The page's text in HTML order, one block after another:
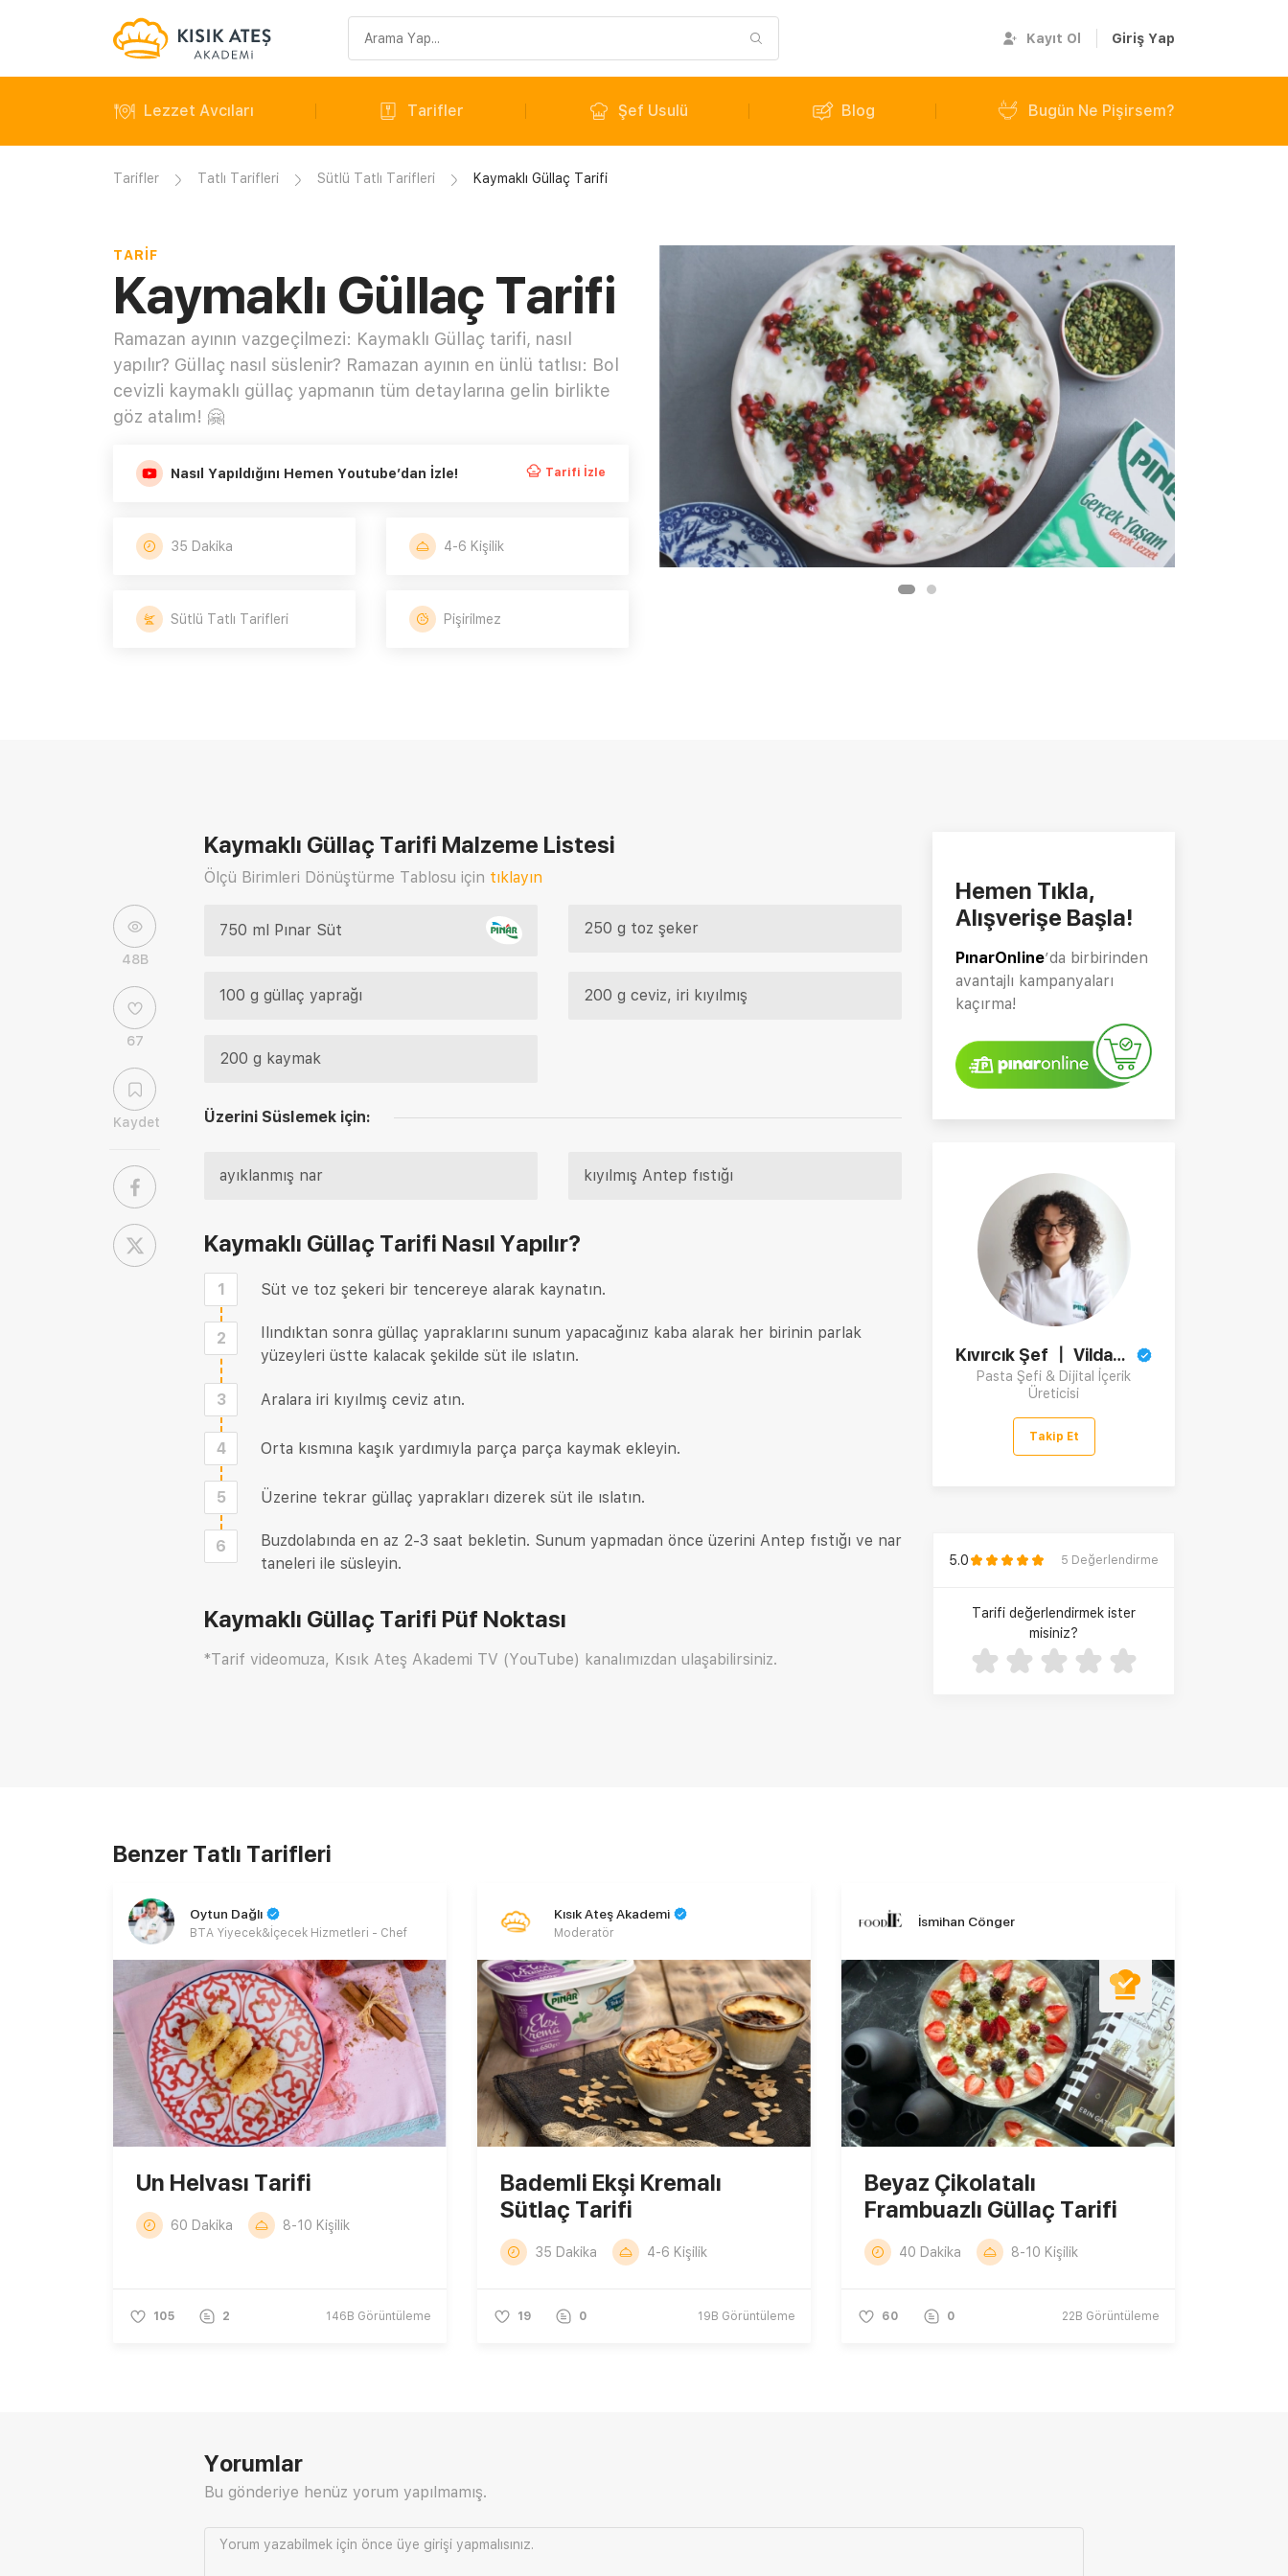
sorgusu
Kayıt Ol Giriş Yap
Lezzet Avcıları Tarifler Şef Usulü Blog Bugün Ne Pişirsem?
Tarifler Tatlı Tarifleri Sütlü Tatlı Tarifleri Kaymaklı Güllaç Tarifi
TARIF
Kaymaklı Güllaç Tarifi
Ramazan ayının vazgeçilmezi: Kaymaklı Güllaç tarifi, nasıl
yapılır? Güllaç nasıl süslenir? Ramazan ayının en ünlü tatlısı: Bol
cevizli kaymaklı güllaç yapmanın tüm detaylarına gelin birlikte
göz atalım! 🤗
Nasıl Yapıldığını Hemen Youtube’dan İzle! Tarifi İzle
35 Dakika 4-6 Kişilik
Sütlü Tatlı Tarifleri Pişirilmez
48B
67
Kaydet
Kaymaklı Güllaç Tarifi Malzeme Listesi
Ölçü Birimleri Dönüştürme Tablosu için tıklayın
750 ml Pınar Süt 250 g toz şeker
100 g güllaç yaprağı 200 g ceviz, iri kıyılmış
200 g kaymak
Üzerini Süslemek için:
ayıklanmış nar kıyılmış Antep fıstığı
Kaymaklı Güllaç Tarifi Nasıl Yapılır?
1 Süt ve toz şekeri bir tencereye alarak kaynatın.
2
Ilındıktan sonra güllaç yapraklarını sunum yapacağınız kaba alarak her birinin parlak
yüzeyleri üstte kalacak şekilde süt ile ıslatın.
3 Aralara iri kıyılmış ceviz atın.
4 Orta kısmına kaşık yardımıyla parça parça kaymak ekleyin.
5 Üzerine tekrar güllaç yaprakları dizerek süt ile ıslatın.
6
Buzdolabında en az 2-3 saat bekletin. Sunum yapmadan önce üzerini Antep fıstığı ve nar
taneleri ile süsleyin.
Kaymaklı Güllaç Tarifi Püf Noktası
*Tarif videomuza, Kısık Ateş Akademi TV (YouTube) kanalımızdan ulaşabilirsiniz.
Hemen Tıkla,
Alışverişe Başla!
PınarOnline’da birbirinden
avantajlı kampanyaları
kaçırma!
Kıvırcık Şef 〡 Vildan Tünay
Pasta Şefi & Dijital İçerik
Üreticisi
Takip Et
5.0 5 Değerlendirme
Tarifi değerlendirmek ister
misiniz?
Benzer Tatlı Tarifleri
Oytun Dağlı
BTA Yiyecek&İçecek Hizmetleri - Chef
Un Helvası Tarifi
60 Dakika 8-10 Kişilik
105 2 146B Görüntüleme
Kısık Ateş Akademi
Moderatör
Bademli Ekşi Kremalı
Sütlaç Tarifi
35 Dakika 4-6 Kişilik
19 0 19B Görüntüleme
İsmihan Cönger
Beyaz Çikolatalı
Frambuazlı Güllaç Tarifi
40 Dakika 8-10 Kişilik
60 0 22B Görüntüleme
Yorumlar
Bu gönderiye henüz yorum yapılmamış.
Yorum yazabilmek için önce üye girişi yapmalısınız.